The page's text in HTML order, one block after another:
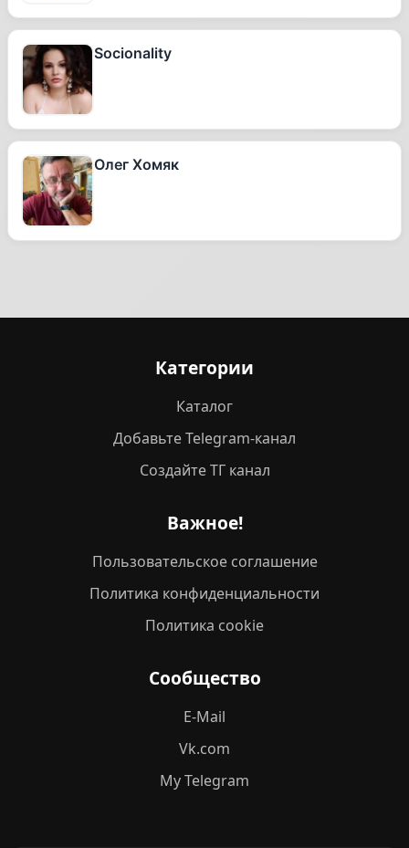
Socionality
Олег Хомяк
Категории
Каталог
Добавьте Telegram-канал
Создайте ТГ канал
Важное!
Пользовательское соглашение
Политика конфиденциальности
Политика cookie
Сообщество
E-Mail
Vk.com
My Telegram